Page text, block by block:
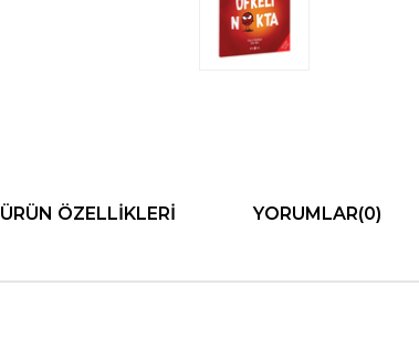
ÜRÜN ÖZELLIKLERI YORUMLAR(0)